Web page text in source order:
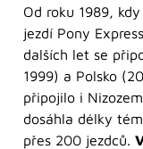
Od roku 1989,
jezdí Pony
dalších let se
1999) a Polsko
připojilo i
dosáhla délky
přes 200 jezdců.